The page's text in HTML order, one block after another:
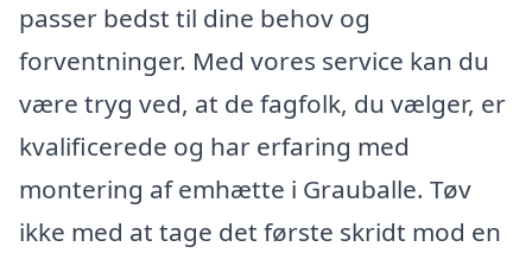
passer bedst til dine behov og
forventninger. Med vores service kan du
være tryg ved, at de fagfolk, du vælger, er
kvalificerede og har erfaring med
montering af emhætte i Grauballe. Tøv
ikke med at tage det første skridt mod en